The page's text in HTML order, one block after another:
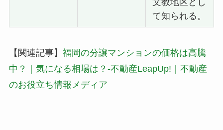
て知られる。
【関連記事】 福岡の分譲マンションの価格は高騰
中？｜気になる相場は？-不動産LeapUp!｜不動産
のお役立ち情報メディア